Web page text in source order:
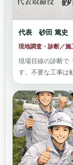
代表 砂田 篤史
現地調査・診断／施
現場目線の診断で
す。不要な工事は